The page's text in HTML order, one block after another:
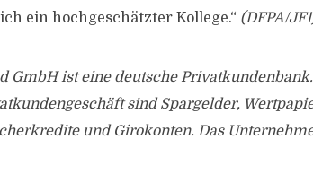
ein hochgeschätzter Kollege.“ (DFPA/
GmbH ist eine deutsche
sind Spargelder,
und Girokonten. Das